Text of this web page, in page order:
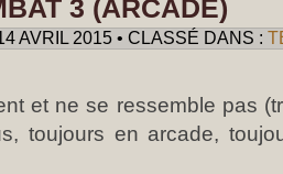
(ARCADE)
3 (ARCADE)
AVRIL 2015 • CLASSÉ DANS :
et ne se ressemble pas
toujours en arcade,